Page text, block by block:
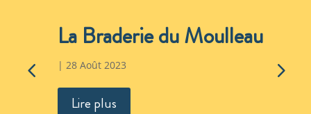
La Braderie du Moulleau
28 Août 2023
Lire plus